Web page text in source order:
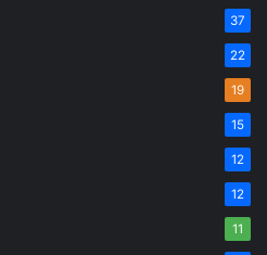
37
22
19
15
12
12
11